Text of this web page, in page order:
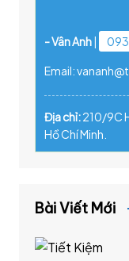
- Vân Anh|
Email:
Địa chỉ:210/9C
Hồ Chí Minh.
Bài Viết Mới